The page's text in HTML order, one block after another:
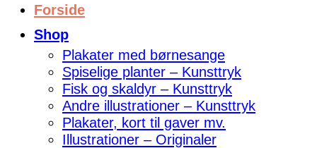
Forside
Shop
Plakater med børnesange
Spiselige planter – Kunsttryk
Fisk og skaldyr – Kunsttryk
Andre illustrationer – Kunsttryk
Plakater, kort til gaver mv.
Illustrationer – Originaler